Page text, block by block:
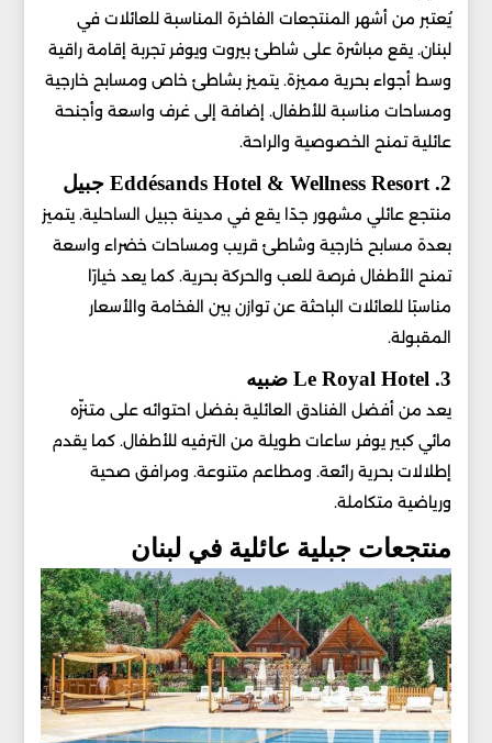
يُعتبر من أشهر المنتجعات الفاخرة المناسبة للعائلات في
لبنان. يقع مباشرة على شاطئ بيروت ويوفر تجربة إقامة راقية
وسط أجواء بحرية مميزة. يتميز بشاطئ خاص ومسابح خارجية
ومساحات مناسبة للأطفال. إضافة إلى غرف واسعة وأجنحة
عائلية تمنح الخصوصية والراحة.
2. Eddésands Hotel & Wellness Resort جبيل
منتجع عائلي مشهور جدًا يقع في مدينة جبيل الساحلية. يتميز
بعدة مسابح خارجية وشاطئ قريب ومساحات خضراء واسعة
تمنح الأطفال فرصة للعب والحركة بحرية. كما يعد خيارًا
مناسبًا للعائلات الباحثة عن توازن بين الفخامة والأسعار
المقبولة.
3. Le Royal Hotel ضبيه
يعد من أفضل الفنادق العائلية بفضل احتوائه على متنزّه
مائي كبير يوفر ساعات طويلة من الترفيه للأطفال. كما يقدم
إطلالات بحرية رائعة. ومطاعم متنوعة. ومرافق صحية
ورياضية متكاملة.
منتجعات جبلية عائلية في لبنان